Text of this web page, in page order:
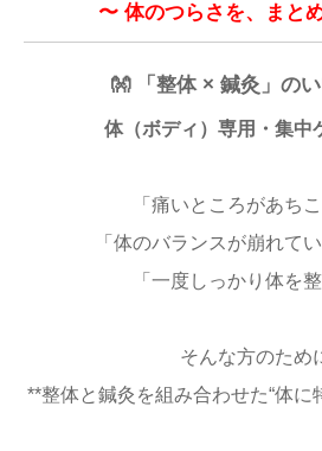
〜 体のつらさを、まと
👐 「整体 × 鍼灸」の
体（ボディ）専用・集中
「痛いところがあち
「体のバランスが崩れて
「一度しっかり体を
そんな方のため
**整体と鍼灸を組み合わせた“体に